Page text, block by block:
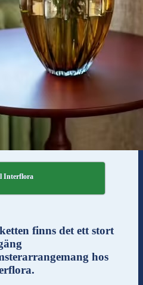
Interflora
finns det ett stort
hos